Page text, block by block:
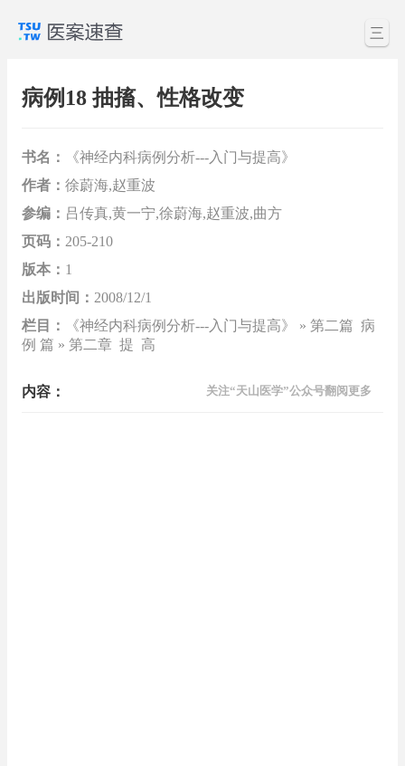
三
病例18 抽搐、性格改变
书名：
《神经内科病例分析---入门与提高》
作者： 徐蔚海,赵重波
参编： 吕传真,黄一宁,徐蔚海,赵重波,曲方
页码： 205-210
版本： 1
出版时间： 2008/12/1
栏目：
《神经内科病例分析---入门与提高》 » 第二篇 病
例 篇 » 第二章 提 高
内容： 关注“天山医学”公众号翻阅更多